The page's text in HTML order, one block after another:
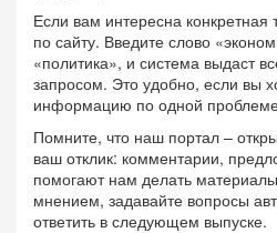
Если вам интересна конкретная
по сайту. Введите слово
«политика», и система выдаст
запросом. Это удобно, если вы
информацию по одной
Помните, что наш портал –
ваш отклик: комментарии,
помогают нам делать
мнением, задавайте вопросы
ответить в следующем выпуске.